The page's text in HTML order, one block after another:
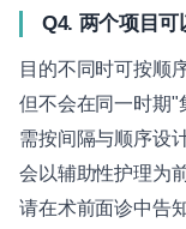
Q4. 两个项目可
目的不同时可按顺
但不会在同一时期"
需按间隔与顺序设
会以辅助性护理为
请在术前面诊中告